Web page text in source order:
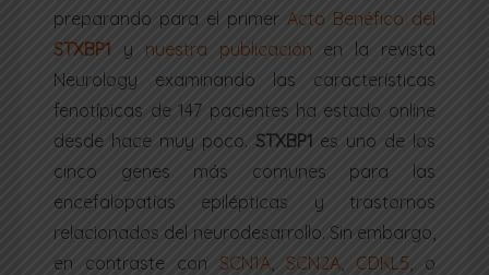
preparando para el primer Acto Benéfico del
STXBP1
y nuestra publicación en la revista
Neurology examinando las características
fenotípicas de 147 pacientes ha estado online
desde hace muy poco. STXBP1 es uno de los
cinco genes más comunes para las
encefalopatías epilépticas y trastornos
relacionados del neurodesarrollo. Sin embargo,
en contraste con SCN1A, SCN2A, CDKL5, o